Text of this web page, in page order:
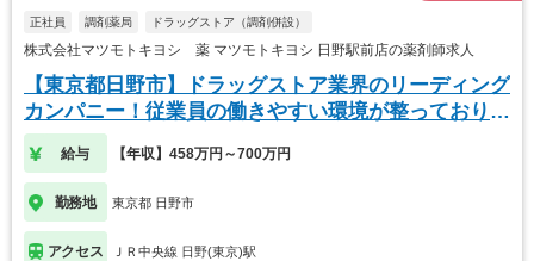
正社員 調剤薬局 ドラッグストア（調剤併設）
株式会社マツモトキヨシ 薬 マツモトキヨシ 日野駅前店の薬剤師求人
【東京都日野市】ドラッグストア業界のリーディング
カンパニー！従業員の働きやすい環境が整っておりま
す！
給与 【年収】458万円～700万円
勤務地 東京都 日野市
アクセス ＪＲ中央線 日野(東京)駅